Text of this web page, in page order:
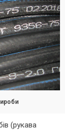
(рукава